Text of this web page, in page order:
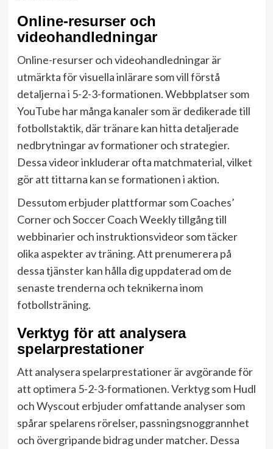
Online-resurser och
videohandledningar
Online-resurser och videohandledningar är
utmärkta för visuella inlärare som vill förstå
detaljerna i 5-2-3-formationen. Webbplatser som
YouTube har många kanaler som är dedikerade till
fotbollstaktik, där tränare kan hitta detaljerade
nedbrytningar av formationer och strategier.
Dessa videor inkluderar ofta matchmaterial, vilket
gör att tittarna kan se formationen i aktion.
Dessutom erbjuder plattformar som Coaches’
Corner och Soccer Coach Weekly tillgång till
webbinarier och instruktionsvideor som täcker
olika aspekter av träning. Att prenumerera på
dessa tjänster kan hålla dig uppdaterad om de
senaste trenderna och teknikerna inom
fotbollsträning.
Verktyg för att analysera
spelarprestationer
Att analysera spelarprestationer är avgörande för
att optimera 5-2-3-formationen. Verktyg som Hudl
och Wyscout erbjuder omfattande analyser som
spårar spelarens rörelser, passningsnoggrannhet
och övergripande bidrag under matcher. Dessa